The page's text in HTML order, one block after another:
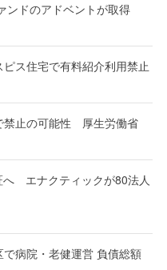
ドのアドベントが取得
ス住宅で有料紹介利用禁止
禁止の可能性 厚生労働省
へ エナクティックが80法人
病院・老健運営 負債総額